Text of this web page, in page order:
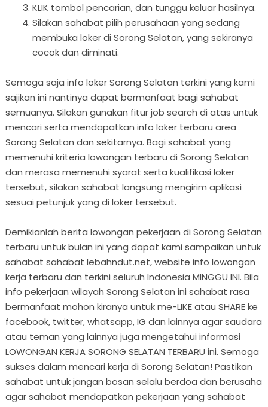
KLIK tombol pencarian, dan tunggu keluar hasilnya.
Silakan sahabat pilih perusahaan yang sedang
membuka loker di Sorong Selatan, yang sekiranya
cocok dan diminati.
Semoga saja info loker Sorong Selatan terkini yang kami
sajikan ini nantinya dapat bermanfaat bagi sahabat
semuanya. Silakan gunakan fitur job search di atas untuk
mencari serta mendapatkan info loker terbaru area
Sorong Selatan dan sekitarnya. Bagi sahabat yang
memenuhi kriteria lowongan terbaru di Sorong Selatan
dan merasa memenuhi syarat serta kualifikasi loker
tersebut, silakan sahabat langsung mengirim aplikasi
sesuai petunjuk yang di loker tersebut.
Demikianlah berita lowongan pekerjaan di Sorong Selatan
terbaru untuk bulan ini yang dapat kami sampaikan untuk
sahabat sahabat lebahndut.net, website info lowongan
kerja terbaru dan terkini seluruh Indonesia MINGGU INI. Bila
info pekerjaan wilayah Sorong Selatan ini sahabat rasa
bermanfaat mohon kiranya untuk me-LIKE atau SHARE ke
facebook, twitter, whatsapp, IG dan lainnya agar saudara
atau teman yang lainnya juga mengetahui informasi
LOWONGAN KERJA SORONG SELATAN TERBARU ini. Semoga
sukses dalam mencari kerja di Sorong Selatan! Pastikan
sahabat untuk jangan bosan selalu berdoa dan berusaha
agar sahabat mendapatkan pekerjaan yang sahabat